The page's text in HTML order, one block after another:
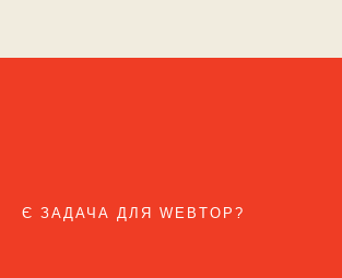
Є ЗАДАЧА ДЛЯ WEBTOP?